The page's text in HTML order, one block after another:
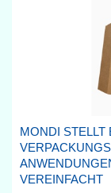
MONDI STELLT
VEREINFACHT